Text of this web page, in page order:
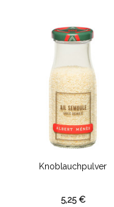
Knoblauchpulver
5,25 €